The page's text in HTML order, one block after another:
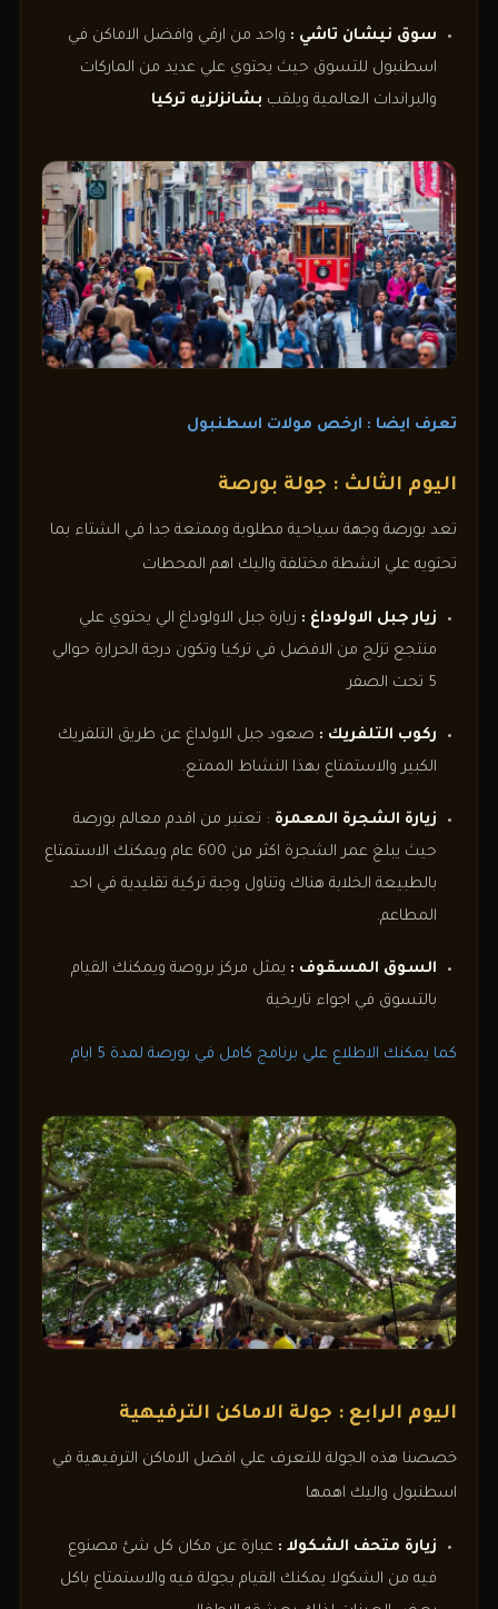
سوق نيشان تاشي : واحد من ارقي وافضل الاماكن في
اسطنبول للتسوق حيث يحتوي علي عديد من الماركات
والبراندات العالمية ويلقب بشانزلزيه تركيا
تعرف ايضا : ارخص مولات اسطنبول
اليوم الثالث : جولة بورصة
تعد بورصة وجهة سياحية مطلوبة وممتعة جدا في الشتاء بما
تحتويه علي انشطة مختلفة واليك اهم المحطات
زيار جبل الاولوداغ : زيارة جبل الاولوداغ الي يحتوي علي
منتجع تزلج من الافضل في تركيا وتكون درجة الحرارة حوالي
5 تحت الصفر
ركوب التلفريك : صعود جبل الاولداغ عن طريق التلفريك
الكبير والاستمتاع بهذا النشاط الممتع.
زيارة الشجرة المعمرة : تعتبر من اقدم معالم بورصة
حيث يبلغ عمر الشجرة اكثر من 600 عام ويمكنك الاستمتاع
بالطبيعة الخلابة هناك وتناول وجبة تركية تقليدية في احد
المطاعم.
السوق المسقوف : يمثل مركز بروصة ويمكنك القيام
بالتسوق في اجواء تاريخية
كما يمكنك الاطلاع علي برنامج كامل في بورصة لمدة 5 ايام
اليوم الرابع : جولة الاماكن الترفيهية
خصصنا هذه الجولة للتعرف علي افضل الاماكن الترفيهية في
اسطنبول واليك اهمها
زيارة متحف الشكولا : عبارة عن مكان كل شئ مصنوع
فيه من الشكولا يمكنك القيام بجولة فيه والاستمتاع باكل